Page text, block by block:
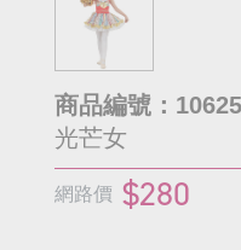
商品編號：10625
光芒女
網路價 $280